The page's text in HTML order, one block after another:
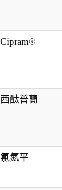
Cipram®
西酞普蘭
氯氮平